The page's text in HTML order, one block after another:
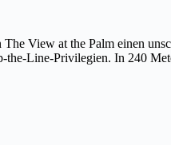
View at the Palm einen
the-Line-Privilegien. In 240